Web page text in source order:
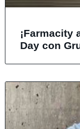
¡Farmacity
Day con